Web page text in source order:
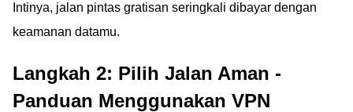
Intinya, jalan pintas gratisan seringkali dibayar dengan
keamanan datamu.
Langkah 2: Pilih Jalan Aman -
Panduan Menggunakan VPN